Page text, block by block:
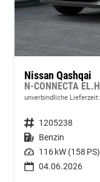
Nissan Qashqai
unverbindliche Lieferzeit:
Fahrzeugnummer 1205238
Kraftstoff Benzin
Leistung 116 kW (158 PS)
04.06.2026